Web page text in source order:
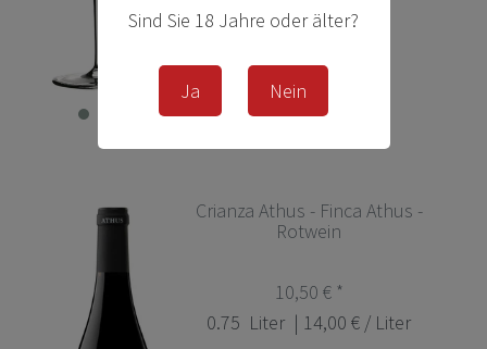
Sind Sie 18 Jahre oder älter?
Ja Nein
Crianza Athus - Finca Athus -
Rotwein
10,50 € *
0.75 Liter | 14,00 € / Liter